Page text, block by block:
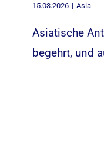
15.03.2026 | Asia
Asiatische
begehrt, und